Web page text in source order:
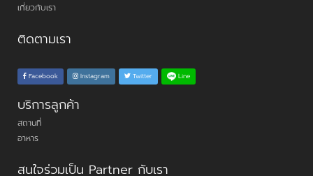
เกี่ยวกับเรา
ติดตามเรา
Facebook Instagram Twitter Line
บริการลูกค้า
สถานที่
อาหาร
สนใจร่วมเป็น Partner กับเรา